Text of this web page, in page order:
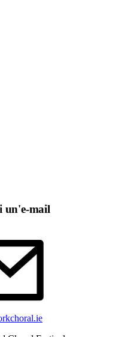
un'e-mail